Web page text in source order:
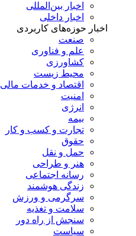
اخبار بین‌المللی
اخبار داخلی
اخبار حوزه‌های کاربردی
صنعت
علم و فناوری
کشاورزی
محیط زیست
اقتصاد و خدمات مالی
امنیت
انرژی
بیمه
تجارت و کسب و کار
حقوق
حمل و نقل
هنر و طراحی
رسانه اجتماعی
زندگی هوشمند
سرگرمی و ورزش
سلامت و تغذیه
سنجش از راه دور
سیاست